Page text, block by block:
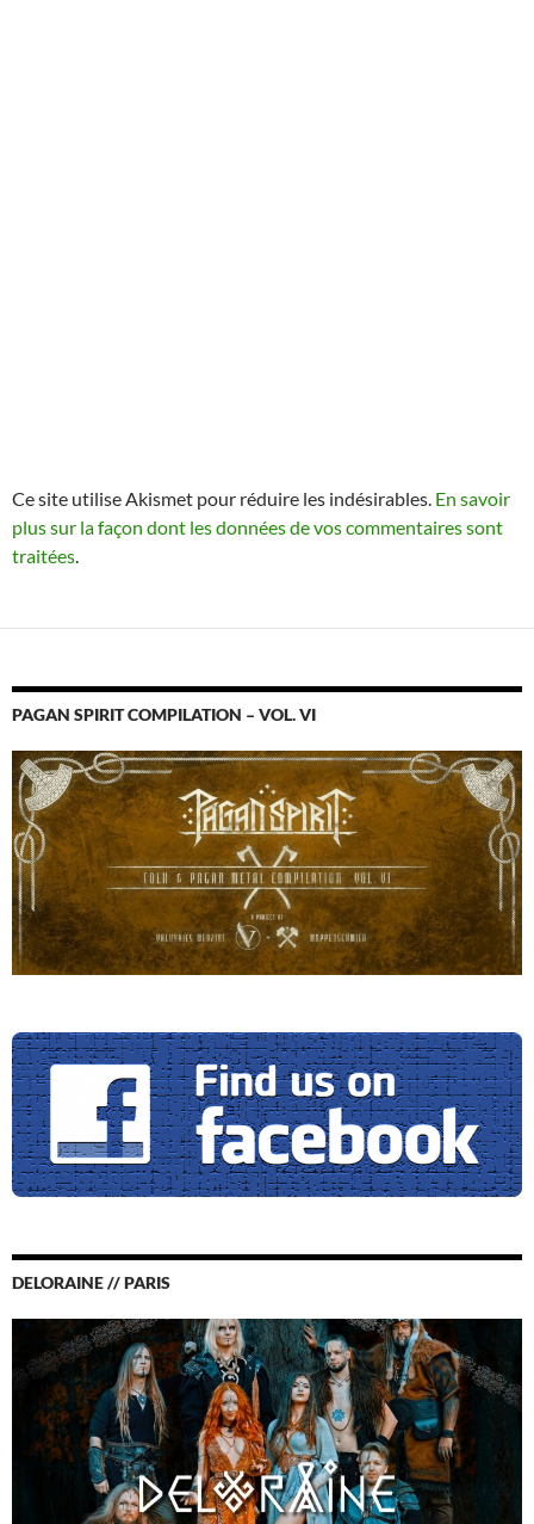
Ce site utilise Akismet pour réduire les indésirables. En savoir
plus sur la façon dont les données de vos commentaires sont
traitées.
PAGAN SPIRIT COMPILATION – VOL. VI
DELORAINE // PARIS